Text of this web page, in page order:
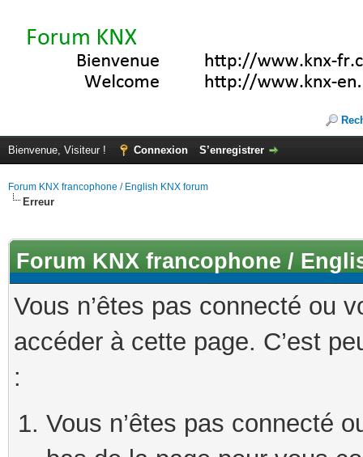
Bienvenue, Visiteur ! Connexion S’enregistrer
Forum KNX francophone / English KNX forum
Erreur
Forum KNX francophone /
Vous n’êtes pas connecté ou
accéder à cette page. C’est
:
Vous n’êtes pas connecté